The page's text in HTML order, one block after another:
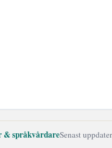
& språkvårdareSenast